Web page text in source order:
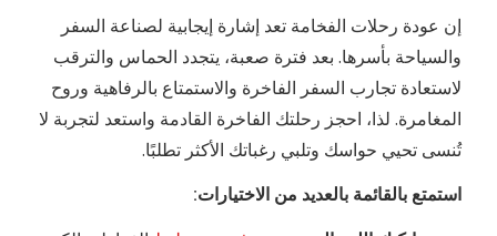
إن عودة رحلات الفخامة تعد إشارة إيجابية لصناعة السفر
والسياحة بأسرها. بعد فترة صعبة، يتجدد الحماس والترقب
لاستعادة تجارب السفر الفاخرة والاستمتاع بالرفاهية وروح
المغامرة. لذا، احجز رحلتك الفاخرة القادمة واستعد لتجربة لا
تُنسى تحيي حواسك وتلبي رغباتك الأكثر تطلبًا.
استمتع بالقائمة بالعديد من الاختيارات: